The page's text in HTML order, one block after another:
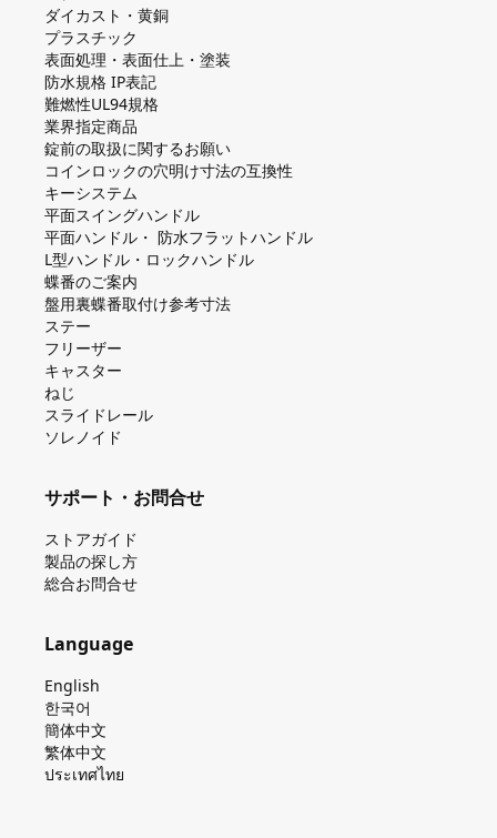
ダイカスト・⻩銅
プラスチック
表面処理・表面仕上・塗装
防⽔規格 IP表記
難燃性UL94規格
業界指定商品
錠前の取扱に関するお願い
コインロックの⽳明け⼨法の互換性
キーシステム
平⾯スイングハンドル
平⾯ハンドル・ 防⽔フラットハンドル
L型ハンドル・ロックハンドル
蝶番のご案内
盤⽤裏蝶番取付け参考⼨法
ステー
フリーザー
キャスター
ねじ
スライドレール
ソレノイド
サポート・お問合せ
ストアガイド
製品の探し⽅
総合お問合せ
Language
English
한국어
簡体中文
繁体中文
ประเทศไทย